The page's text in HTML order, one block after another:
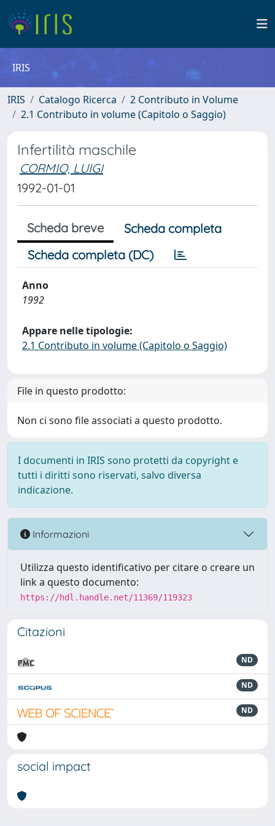
IRIS
IRIS Catalogo Ricerca
2 Contributo in Volume
2.1 Contributo in volume (Capitolo o Saggio)
Infertilità maschile
CORMIO, LUIGI
1992-01-01
Scheda breve
Scheda completa
Scheda completa (DC)
Anno
1992
Appare nelle tipologie:
2.1 Contributo in volume (Capitolo o Saggio)
File in questo prodotto:
Non ci sono file associati a questo prodotto.
I documenti in IRIS sono protetti da copyright e
tutti i diritti sono riservati, salvo diversa
indicazione.
Informazioni
Utilizza questo identificativo per citare o creare un
link a questo documento:
https://hdl.handle.net/11369/119323
Citazioni
ND
ND
ND
social impact